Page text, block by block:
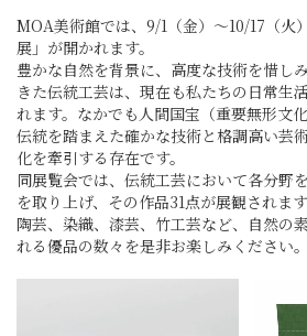
MOA美術館では、9/1（金）～10/17（火
展」が開かれます。
豊かな自然を背景に、高度な技術を惜し
きた伝統工芸は、現在も私たちの日常生
れます。なかでも人間国宝（重要無形文
伝統を踏まえた確かな技術と格調高い芸
化を牽引する存在です。
同展覧会では、伝統工芸において各分野
を取り上げ、その作品31点が展観されます
陶芸、染織、漆芸、竹工芸など、自然の
れる優品の数々を是非お楽しみください。